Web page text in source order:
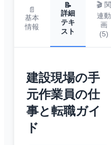
📄
基本
情報
📝
詳細
テキ
スト
🎬 関
連動
画
(5)
建設現場の手
元作業員の仕
事と転職ガイ
ド